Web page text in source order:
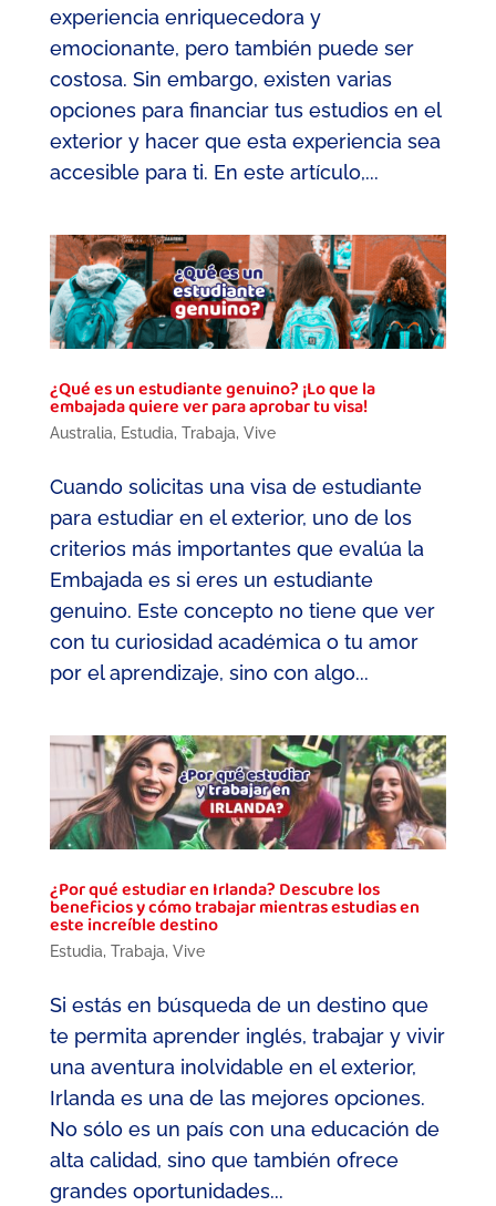
experiencia enriquecedora y
emocionante, pero también puede ser
costosa. Sin embargo, existen varias
opciones para financiar tus estudios en el
exterior y hacer que esta experiencia sea
accesible para ti. En este artículo,...
¿Qué es un estudiante genuino? ¡Lo que la
embajada quiere ver para aprobar tu visa!
Australia, Estudia, Trabaja, Vive
Cuando solicitas una visa de estudiante
para estudiar en el exterior, uno de los
criterios más importantes que evalúa la
Embajada es si eres un estudiante
genuino. Este concepto no tiene que ver
con tu curiosidad académica o tu amor
por el aprendizaje, sino con algo...
¿Por qué estudiar en Irlanda? Descubre los
beneficios y cómo trabajar mientras estudias en
este increíble destino
Estudia, Trabaja, Vive
Si estás en búsqueda de un destino que
te permita aprender inglés, trabajar y vivir
una aventura inolvidable en el exterior,
Irlanda es una de las mejores opciones.
No sólo es un país con una educación de
alta calidad, sino que también ofrece
grandes oportunidades...